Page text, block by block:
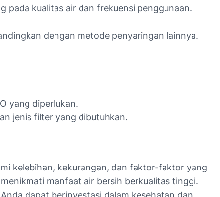
pada kualitas air dan frekuensi penggunaan.
dengan metode penyaringan lainnya.
yang diperlukan.
jenis filter yang dibutuhkan.
kelebihan, kekurangan, dan faktor-faktor yang
manfaat air bersih berkualitas tinggi.
dapat berinvestasi dalam kesehatan dan